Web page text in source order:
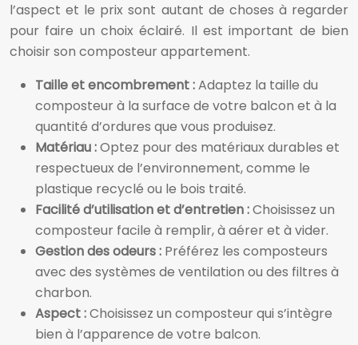
l’aspect et le prix sont autant de choses à regarder
pour faire un choix éclairé. Il est important de bien
choisir son composteur appartement.
Taille et encombrement :Adaptez la taille du
composteur à la surface de votre balcon et à la
quantité d’ordures que vous produisez.
Matériau :Optez pour des matériaux durables et
respectueux de l’environnement, comme le
plastique recyclé ou le bois traité.
Facilité d’utilisation et d’entretien :Choisissez un
composteur facile à remplir, à aérer et à vider.
Gestion des odeurs : Préférez les composteurs
avec des systèmes de ventilation ou des filtres à
charbon.
Aspect :Choisissez un composteur qui s’intègre
bien à l’apparence de votre balcon.